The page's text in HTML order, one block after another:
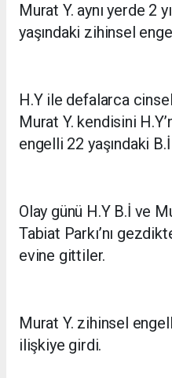
Murat Y. aynı yerde 2
yaşındaki zihinsel
H.Y ile defalarca
Murat Y. kendisini
engelli 22 yaşındaki
Olay günü H.Y B.İ ve
Tabiat Parkı’nı
evine gittiler.
Murat Y. zihinsel
ilişkiye girdi.